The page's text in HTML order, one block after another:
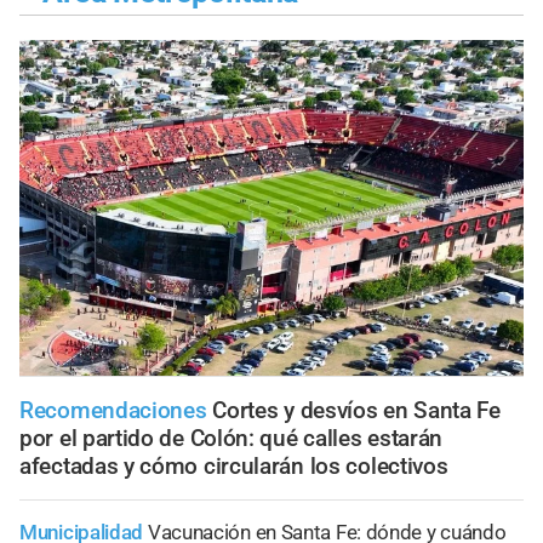
Recomendaciones Cortes y desvíos en Santa Fe
por el partido de Colón: qué calles estarán
afectadas y cómo circularán los colectivos
Municipalidad Vacunación en Santa Fe: dónde y cuándo